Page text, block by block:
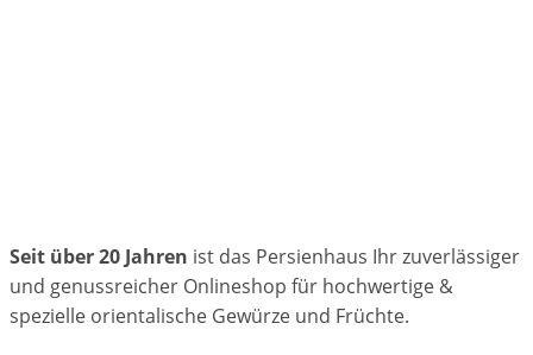
Seit über 20 Jahren ist das Persienhaus Ihr zuverlässiger
und genussreicher Onlineshop für hochwertige &
spezielle orientalische Gewürze und Früchte.